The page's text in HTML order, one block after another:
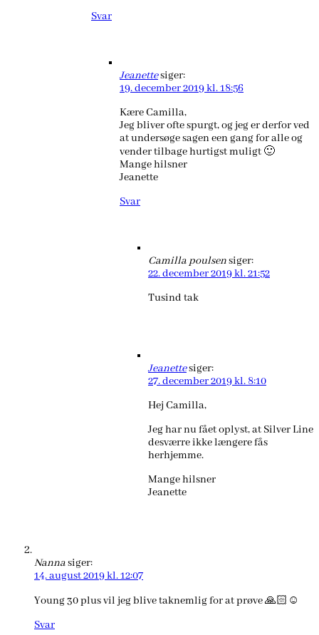
Svar
Jeanettesiger:
19. december 2019 kl. 18:56
Kære Camilla,
Jeg bliver ofte spurgt, og jeg er derfor ved
at undersøge sagen een gang for alle og
vender tilbage hurtigst muligt 🙂
Mange hilsner
Jeanette
Svar
Camilla poulsensiger:
22. december 2019 kl. 21:52
Tusind tak
Jeanettesiger:
27. december 2019 kl. 8:10
Hej Camilla,
Jeg har nu fået oplyst, at Silver Line
desværre ikke længere fås
herhjemme.
Mange hilsner
Jeanette
Nannasiger:
14. august 2019 kl. 12:07
Young 30 plus vil jeg blive taknemlig for at prøve 🙏🏻☺️
Svar